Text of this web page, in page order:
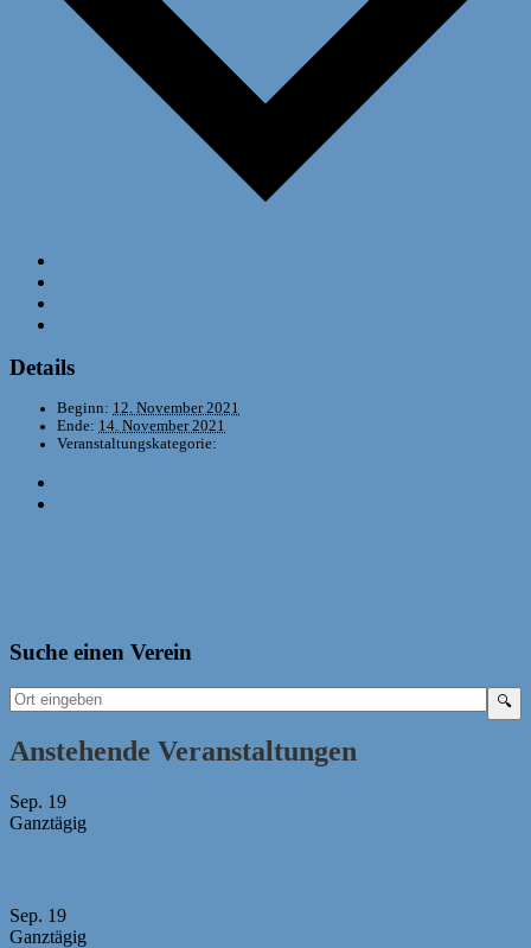
Details
Beginn: 12. November 2021
Ende: 14. November 2021
Veranstaltungskategorie:
Suche einen Verein
Anstehende Veranstaltungen
Sep. 19
Ganztägig
Sep. 19
Ganztägig